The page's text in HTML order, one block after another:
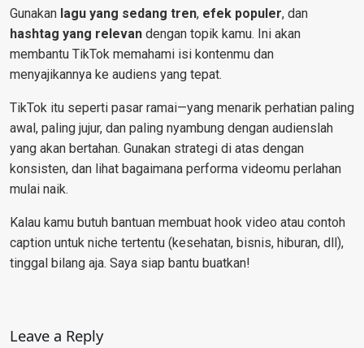
Gunakan lagu yang sedang tren, efek populer, dan
hashtag yang relevan dengan topik kamu. Ini akan
membantu TikTok memahami isi kontenmu dan
menyajikannya ke audiens yang tepat.
TikTok itu seperti pasar ramai—yang menarik perhatian paling
awal, paling jujur, dan paling nyambung dengan audienslah
yang akan bertahan. Gunakan strategi di atas dengan
konsisten, dan lihat bagaimana performa videomu perlahan
mulai naik.
Kalau kamu butuh bantuan membuat hook video atau contoh
caption untuk niche tertentu (kesehatan, bisnis, hiburan, dll),
tinggal bilang aja. Saya siap bantu buatkan!
Leave a Reply